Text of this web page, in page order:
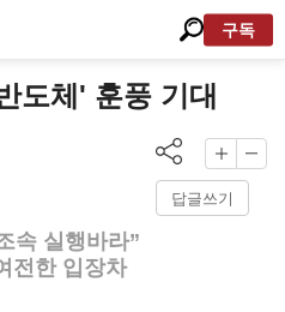
구독
도체' 훈풍 기대
답글쓰기
속 실행바라”
전한 입장차